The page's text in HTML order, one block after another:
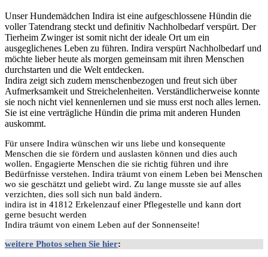
Unser Hundemädchen Indira ist eine aufgeschlossene Hündin die
voller Tatendrang steckt und definitiv Nachholbedarf verspürt. Der
Tierheim Zwinger ist somit nicht der ideale Ort um ein
ausgeglichenes Leben zu führen. Indira verspürt Nachholbedarf und
möchte lieber heute als morgen gemeinsam mit ihren Menschen
durchstarten und die Welt entdecken.
Indira zeigt sich zudem menschenbezogen und freut sich über
Aufmerksamkeit und Streichelenheiten. Verständlicherweise konnte
sie noch nicht viel kennenlernen und sie muss erst noch alles lernen.
Sie ist eine verträgliche Hündin die prima mit anderen Hunden
auskommt.
Für unsere Indira wünschen wir uns liebe und konsequente
Menschen die sie fördern und auslasten können und dies auch
wollen. Engagierte Menschen die sie richtig führen und ihre
Bedürfnisse verstehen. Indira träumt von einem Leben bei Menschen
wo sie geschätzt und geliebt wird. Zu lange musste sie auf alles
verzichten, dies soll sich nun bald ändern.
indira ist in 41812 Erkelenzauf einer Pflegestelle und kann dort
gerne besucht werden
Indira träumt von einem Leben auf der Sonnenseite!
weitere Photos sehen Sie hier: